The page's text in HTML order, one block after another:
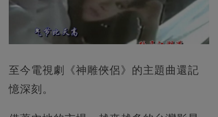
至今電視劇《神雕俠侶》的主題曲還記
憶深刻。